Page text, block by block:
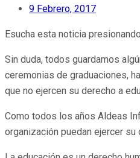
9 Febrero, 2017
Esucha esta noticia
Sin duda, todos guardamos
ceremonias de graduaciones,
que no ejercen su derecho a
Como todos los años Aldeas
organización puedan ejercer su